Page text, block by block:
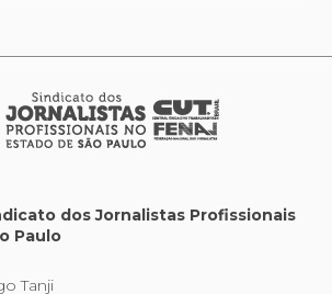
dos Jornalistas Profissionais
Paulo
Tanji